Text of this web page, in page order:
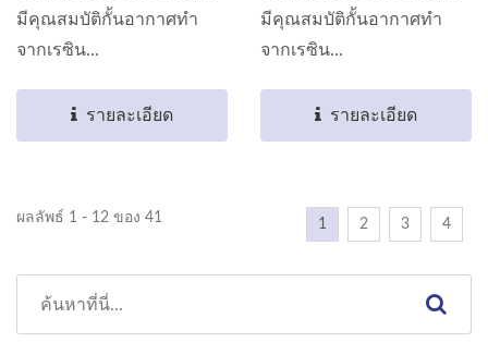
มีคุณสมบัติกั้นอากาศทำ
จากเรซิน...
รายละเอียด
มีคุณสมบัติกั้นอากาศทำ
จากเรซิน...
รายละเอียด
ผลลัพธ์ 1 - 12 ของ 41 1 2 3 4